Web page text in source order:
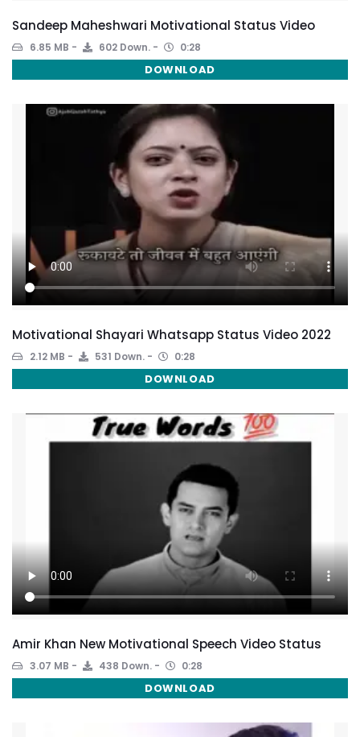
Sandeep Maheshwari Motivational Status Video
6.85 MB 602 Down. 0:28
DOWNLOAD
Motivational Shayari Whatsapp Status Video 2022
2.12 MB 531 Down. 0:28
DOWNLOAD
Amir Khan New Motivational Speech Video Status
3.07 MB 438 Down. 0:28
DOWNLOAD